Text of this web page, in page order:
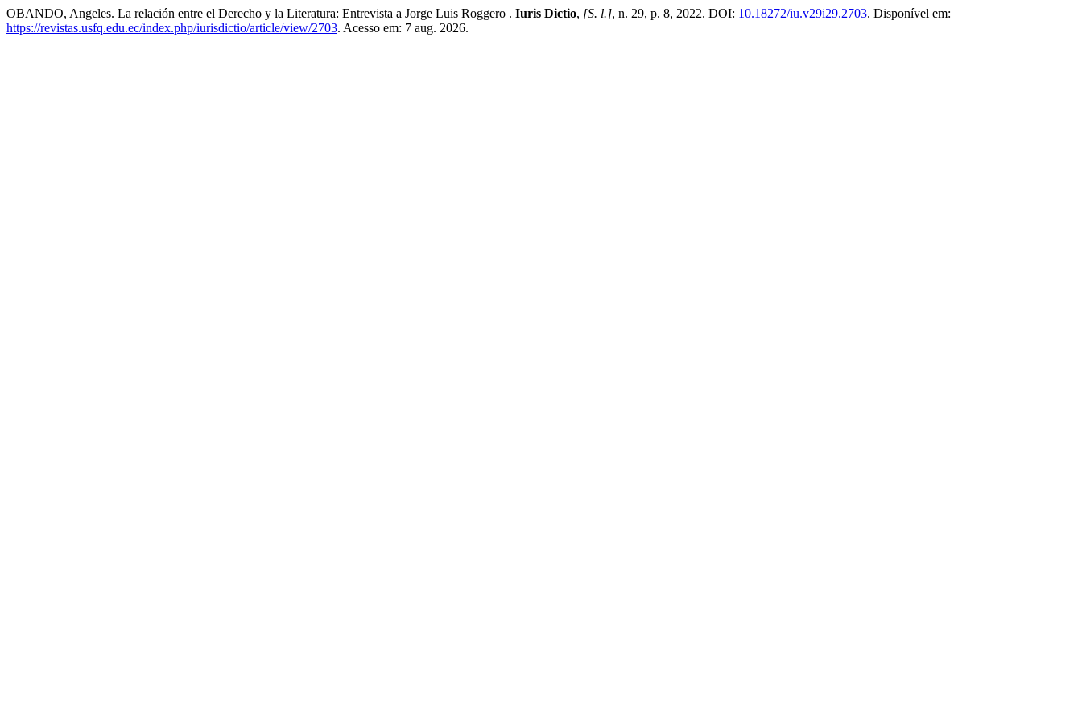
OBANDO, Angeles. La relación entre el Derecho y la Literatura: Entrevista a Jorge Luis Roggero . Iuris Dictio, [S. l.], n. 29, p. 8, 2022. DOI: 10.18272/iu.v29i29.2703. Disponível em:
https://revistas.usfq.edu.ec/index.php/iurisdictio/article/view/2703. Acesso em: 7 aug. 2026.